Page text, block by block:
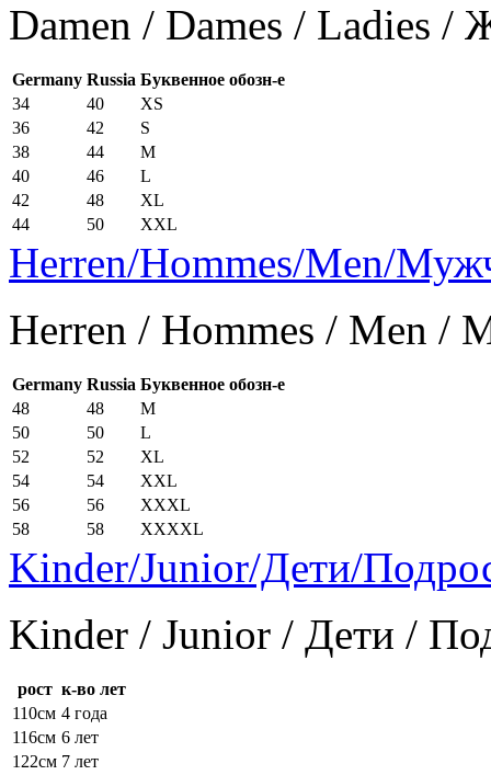
Damen / Dames / Ladies
Germany Russia Буквенное обозн-е
34
40
XS
36
42
S
38
44
M
40
46
L
42
48
XL
44
50 XXL
Herren/Hommes/Men/
Herren / Hommes / Men /
Germany Russia Буквенное обозн-е
48
48
M
50
50
L
52
52
XL
54
54
XXL
56
56
XXXL
58
58 XXXXL
Kinder/Junior/Дети/
Kinder / Junior / Дети /
рост к-во лет
110см 4 года
116см 6 лет
122см 7 лет